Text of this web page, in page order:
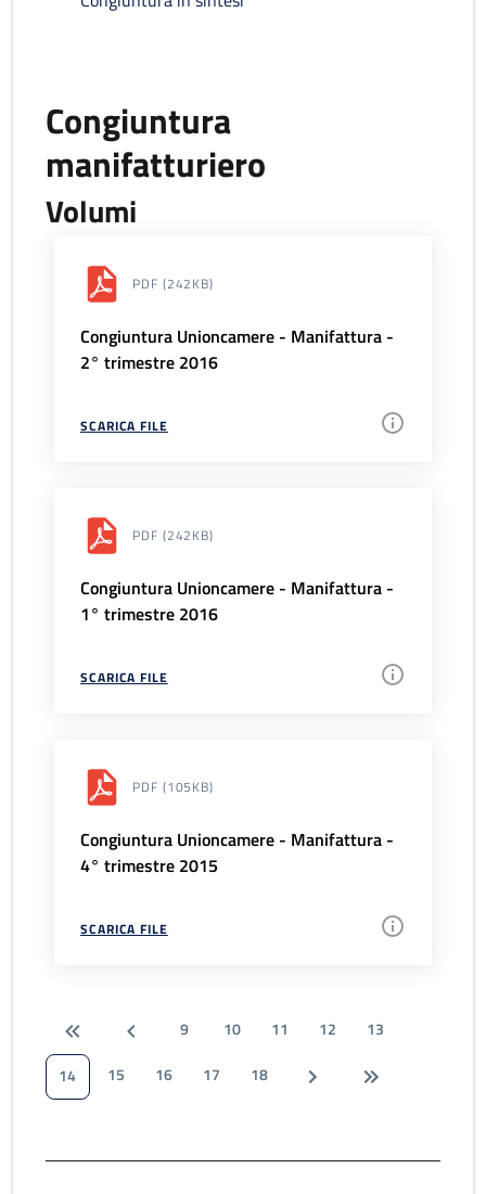
Congiuntura
manifatturiero
Volumi
PDF (242KB)
Congiuntura Unioncamere - Manifattura -
2° trimestre 2016
SCARICA FILE
PDF (242KB)
Congiuntura Unioncamere - Manifattura -
1° trimestre 2016
SCARICA FILE
PDF (105KB)
Congiuntura Unioncamere - Manifattura -
4° trimestre 2015
SCARICA FILE
9 10 11 12
13
14
15 16 17 18